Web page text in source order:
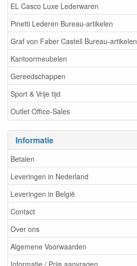
EL Casco Luxe Lederwaren
Pinetti Lederen Bureau-artikelen
Graf von Faber Castell Bureau-artikelen
Kantoormeubelen
Gereedschappen
Sport & Vrije tijd
Outlet Office-Sales
Informatie
Betalen
Leveringen in Nederland
Leveringen in België
Contact
Over ons
Algemene Voorwaarden
Informatie / Prijs aanvragen